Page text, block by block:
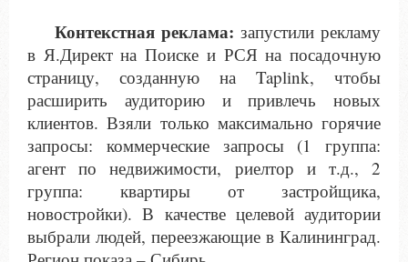
Контекстная реклама: запустили рекламу
в Я.Директ на Поиске и РСЯ на посадочную
страницу, созданную на Taplink, чтобы
расширить аудиторию и привлечь новых
клиентов. Взяли только максимально горячие
запросы: коммерческие запросы (1 группа:
агент по недвижимости, риелтор и т.д., 2
группа: квартиры от застройщика,
новостройки). В качестве целевой аудитории
выбрали людей, переезжающие в Калининград.